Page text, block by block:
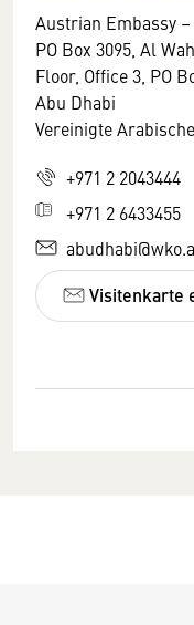
Details finden
Einstellungen
Einstellungen
widerrufen.
Austrian Embassy
PO Box 3095, Al
Floor, Office 3, PO
Abu Dhabi
Vereinigte
+971 2 2043444
+971 2 6433455
Visitenkarte